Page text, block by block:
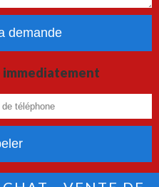
immediatement